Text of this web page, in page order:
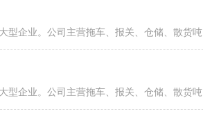
型企业。公司主营拖车、报关、仓储、散货吨
型企业。公司主营拖车、报关、仓储、散货吨